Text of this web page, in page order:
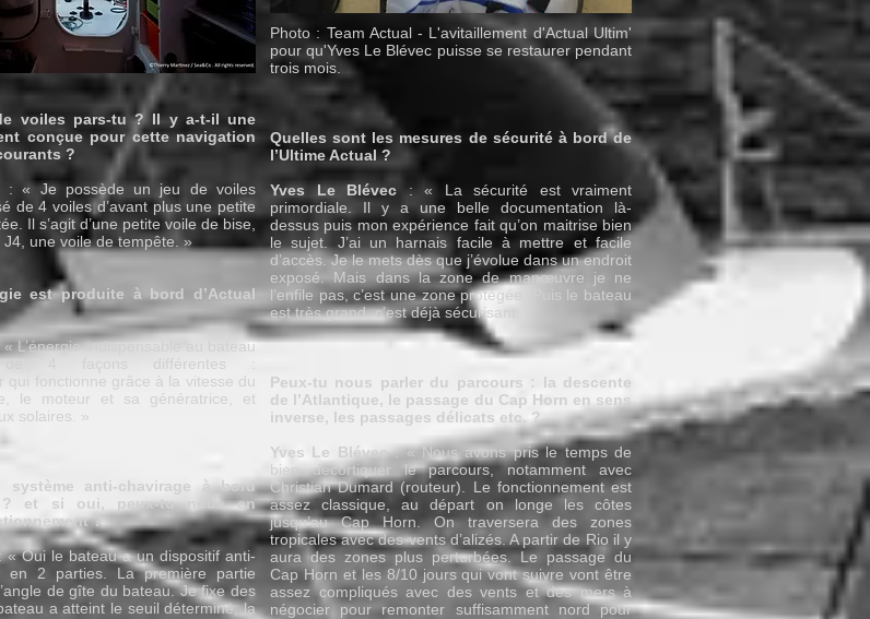
voiles pars-tu ? Il y a-t-il une
conçue pour cette navigation
?
: « Je possède un jeu de voiles
de 4 voiles d’avant plus une petite
Il s’agit d’une petite voile de bise,
une voile de tempête. »
est produite à bord d’Actual
L’énergie indispensable au bateau
4 façons différentes :
qui fonctionne grâce à la vitesse du
le moteur et sa génératrice, et
solaires. »
système anti-chavirage à bord
? et si oui, peux-tu nous en
?
Oui le bateau a un dispositif anti-
en 2 parties. La première partie
de gîte du bateau. Je fixe des
a atteint le seuil déterminé, la
Photo : Team Actual - L'avitaillement d'Actual Ultim'
pour qu'Yves Le Blévec puisse se restaurer pendant
trois mois.
Quelles sont les mesures de sécurité à bord de
l’Ultime Actual ?
Yves Le Blévec : « La sécurité est vraiment
primordiale. Il y a une belle documentation là-
dessus puis mon expérience fait qu’on maitrise bien
le sujet. J’ai un harnais facile à mettre et facile
d’accès. Je le mets dès que j’évolue dans un endroit
exposé. Mais dans la zone de manœuvre je ne
l’enfile pas, c’est une zone protégée. Puis le bateau
est très grand, c’est déjà sécurisant. »
Peux-tu nous parler du parcours : la descente
de l’Atlantique, le passage du Cap Horn en sens
inverse, les passages délicats etc. ?
Yves Le Blévec: « Nous avons pris le temps de
bien décortiquer le parcours, notamment avec
Christian Dumard (routeur). Le fonctionnement est
assez classique, au départ on longe les côtes
jusqu’au Cap Horn. On traversera des zones
tropicales avec des vents d’alizés. A partir de Rio il y
aura des zones plus perturbées. Le passage du
Cap Horn et les 8/10 jours qui vont suivre vont être
assez compliqués avec des vents et des mers à
négocier pour remonter suffisamment nord pour